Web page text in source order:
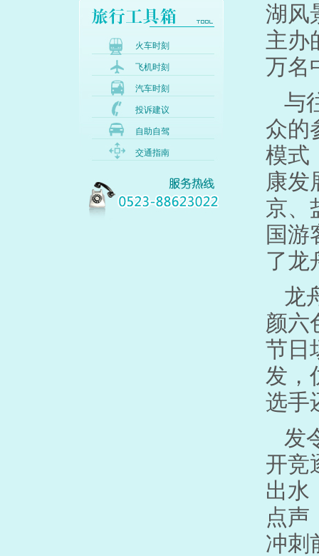
火车时刻
飞机时刻
汽车时刻
投诉建议
自助自驾
交通指南
湖风
主办
万名
与
众的
模式
康发
京、
国游
了龙
龙
颜六
节日
发，
选手
发
开竞
出水
点声
冲刺